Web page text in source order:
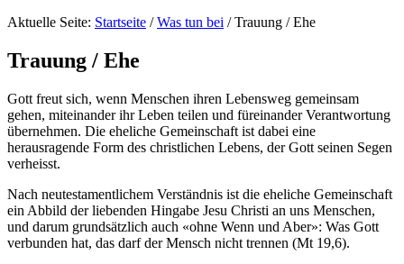
Aktuelle Seite: Startseite / Was tun bei /Trauung / Ehe
Trauung / Ehe
Gott freut sich, wenn Menschen ihren Lebensweg gemeinsam
gehen, miteinander ihr Leben teilen und füreinander Verantwortung
übernehmen. Die eheliche Gemeinschaft ist dabei eine
herausragende Form des christlichen Lebens, der Gott seinen Segen
verheisst.
Nach neutestamentlichem Verständnis ist die eheliche Gemeinschaft
ein Abbild der liebenden Hingabe Jesu Christi an uns Menschen,
und darum grundsätzlich auch «ohne Wenn und Aber»: Was Gott
verbunden hat, das darf der Mensch nicht trennen (Mt 19,6).